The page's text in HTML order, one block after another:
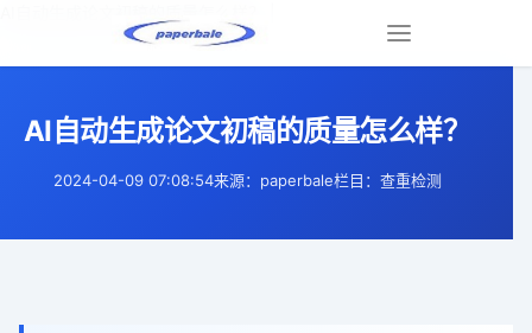
navigation
AI自动生成论文初稿的质量怎么样？
2024-04-09 07:08:54来源：paperbale栏目：查重检测